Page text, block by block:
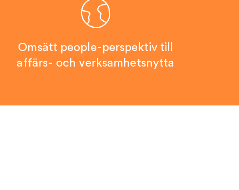
Omsätt people-perspektiv till
affärs- och verksamhetsnytta